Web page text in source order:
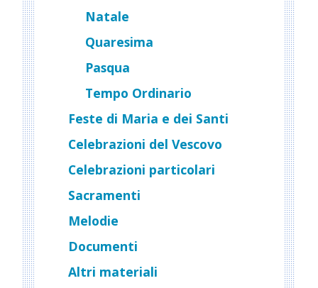
Natale
Quaresima
Pasqua
Tempo Ordinario
Feste di Maria e dei Santi
Celebrazioni del Vescovo
Celebrazioni particolari
Sacramenti
Melodie
Documenti
Altri materiali